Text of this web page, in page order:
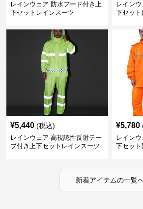
レインウェア 防水フード付き上
下セットレインスーツ
レイン
下セット
¥5,440 (税込)
レインウェア 高視認性反射テー
プ付き上下セットレインスーツ
¥5,780
レイン
下セット
新着アイテムの一覧